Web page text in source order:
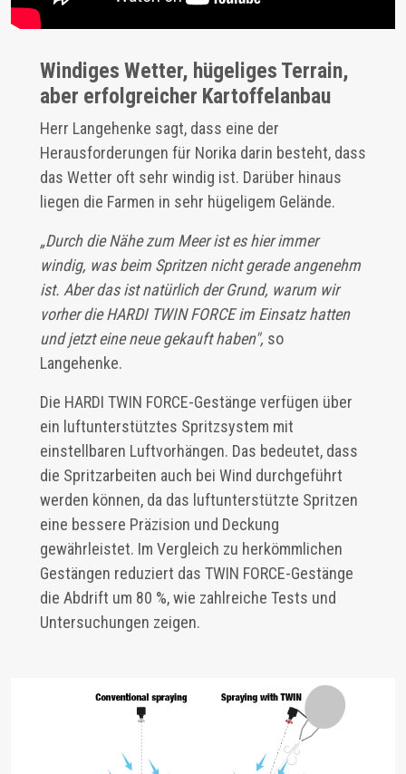
Windiges Wetter, hügeliges Terrain,
aber erfolgreicher Kartoffelanbau
Herr Langehenke sagt, dass eine der
Herausforderungen für Norika darin besteht, dass
das Wetter oft sehr windig ist. Darüber hinaus
liegen die Farmen in sehr hügeligem Gelände.
„Durch die Nähe zum Meer ist es hier immer
windig, was beim Spritzen nicht gerade angenehm
ist. Aber das ist natürlich der Grund, warum wir
vorher die HARDI TWIN FORCE im Einsatz hatten
und jetzt eine neue gekauft haben", so
Langehenke.
Die HARDI TWIN FORCE-Gestänge verfügen über
ein luftunterstütztes Spritzsystem mit
einstellbaren Luftvorhängen. Das bedeutet, dass
die Spritzarbeiten auch bei Wind durchgeführt
werden können, da das luftunterstützte Spritzen
eine bessere Präzision und Deckung
gewährleistet. Im Vergleich zu herkömmlichen
Gestängen reduziert das TWIN FORCE-Gestänge
die Abdrift um 80 %, wie zahlreiche Tests und
Untersuchungen zeigen.